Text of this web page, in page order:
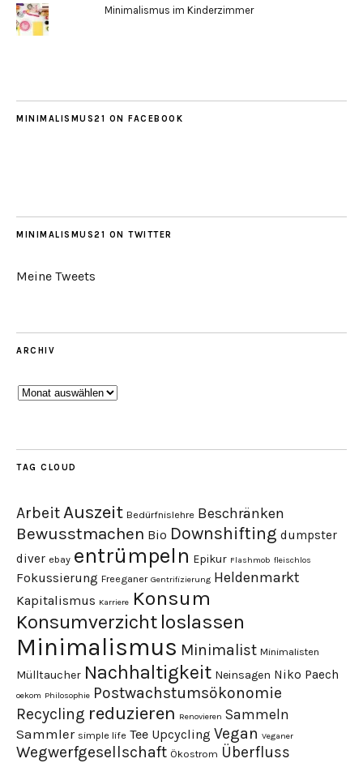
Minimalismus im Kinderzimmer
MINIMALISMUS21 ON FACEBOOK
MINIMALISMUS21 ON TWITTER
Meine Tweets
ARCHIV
Archiv
TAG CLOUD
ArbeitAuszeit Bedürfnislehre Beschränken
Bewusstmachen Bio Downshifting dumpster
diver ebay entrümpeln Epikur Flashmob fleischlos
Fokussierung Freeganer Gentrifizierung Heldenmarkt
Kapitalismus Karriere Konsum
Konsumverzicht loslassen
Minimalismus Minimalist Minimalisten
Mülltaucher Nachhaltigkeit Neinsagen Niko Paech
oekom Philosophie Postwachstumsökonomie
Recycling reduzieren Renovieren Sammeln
Sammler simple life Tee Upcycling Vegan Veganer
Wegwerfgesellschaft Ökostrom Überfluss